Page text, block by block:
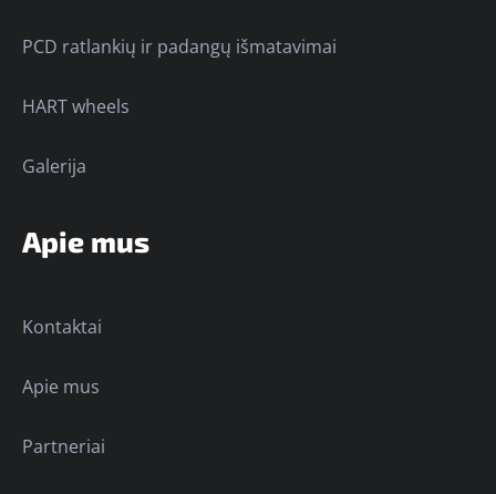
PCD ratlankių ir padangų išmatavimai
HART wheels
Galerija
Apie mus
Kontaktai
Apie mus
Partneriai